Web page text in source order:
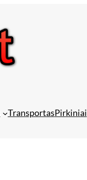
TransportasPirkiniai